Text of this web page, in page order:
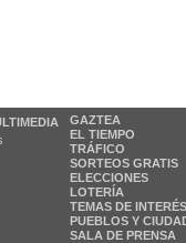
GAZTEA
EL TIEMPO
TRÁFICO
SORTEOS GRATIS
ELECCIONES
LOTERÍA
TEMAS DE INTERÉS
PUEBLOS Y
SALA DE PRENSA